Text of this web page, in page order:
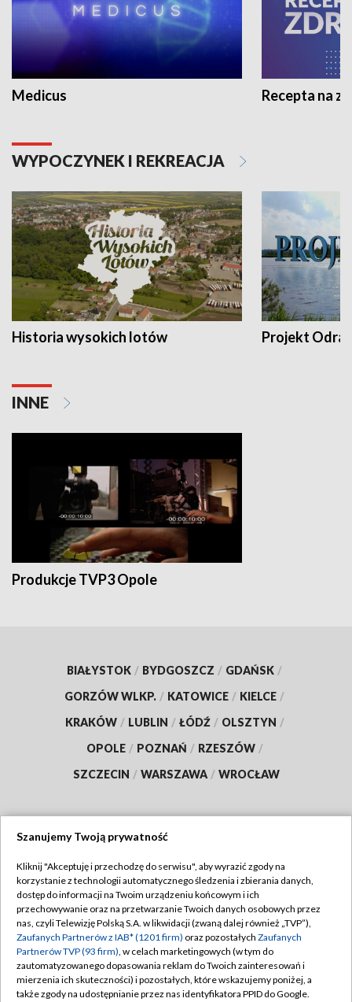
Medicus Recepta na
WYPOCZYNEK I REKREACJA
Historia wysokich lotów Projekt Odra
INNE
Produkcje TVP3 Opole
BIAŁYSTOK / BYDGOSZCZ / GDAŃSK /
GORZÓW WLKP. / KATOWICE / KIELCE /
KRAKÓW / LUBLIN / ŁÓDŹ / OLSZTYN /
OPOLE / POZNAŃ / RZESZÓW /
SZCZECIN / WARSZAWA / WROCŁAW
TVP
Abonament TVP
Emisja w TVP
Centrum informacji TVP
Naziemna Telewizja Cyfrowa
Regulamin TVP
Polityka prywatności
Moje zgody
Pomoc
Szanujemy Twoją prywatność
Kliknij "Akceptuję i przechodzę do serwisu", aby wyrazić zgody na
korzystanie z technologii automatycznego śledzenia i zbierania danych,
dostęp do informacji na Twoim urządzeniu końcowym i ich
przechowywanie oraz na przetwarzanie Twoich danych osobowych przez
nas, czyli Telewizję Polską S.A. w likwidacji (zwaną dalej również „TVP”),
Zaufanych Partnerów z IAB* (1201 firm) oraz pozostałych Zaufanych
Partnerów TVP (93 firm), w celach marketingowych (w tym do
zautomatyzowanego dopasowania reklam do Twoich zainteresowań i
mierzenia ich skuteczności) i pozostałych, które wskazujemy poniżej, a
także zgody na udostępnianie przez nas identyfikatora PPID do Google.